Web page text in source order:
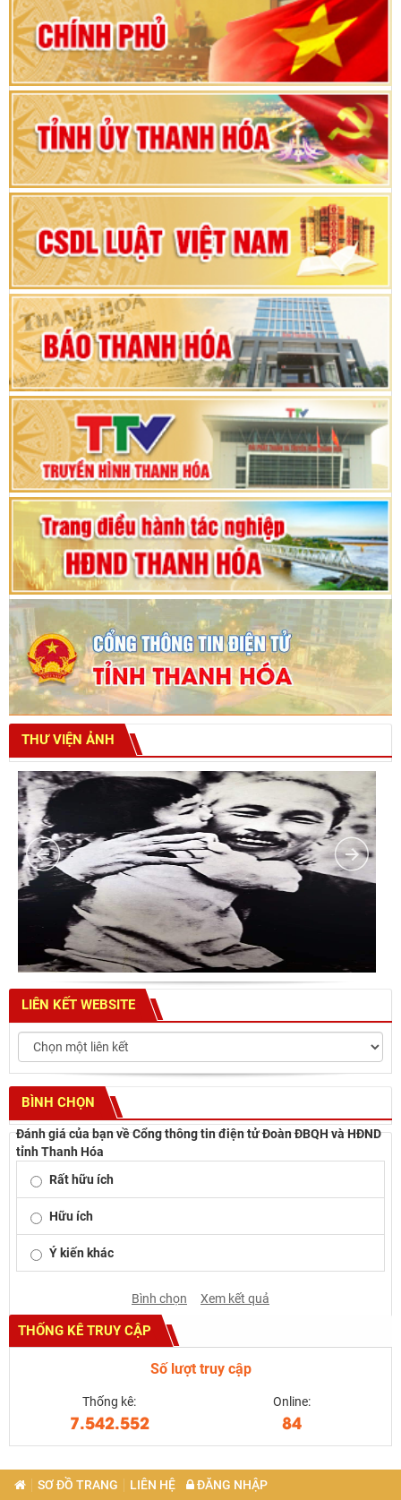
80 năm Quốc hội Việt Nam: vì lợi ích Nhân dân,
vì sự phát triển của đất nước
Bộ Chính trị duyệt nội dung Đại hội đại biểu
Đảng bộ tỉnh Thanh Hóa lần thứ XX, nhiệm kỳ
2025 - 2030
Đại hội đại biểu Đảng bộ xã Yên Thọ lần thứ I,
nhiệm kỳ 2025 – 2030
Đại hội Đảng bộ xã Yên Ninh lần thứ nhất,
nhiệm kỳ 2025 - 2030
Khai mạc Kỳ họp bất thường lần thứ 9, Quốc
hội khóa XV
Phiên thảo luận Kỳ họp thứ 24, HĐND tỉnh
Thanh Hóa khóa XVIII, nhiệm kỳ 2021 - 2026
Bế mạc Kỳ họp thứ hai bốn, Hội đồng nhân dân
tỉnh khoá XVIII
THƯ VIỆN ẢNH
LIÊN KẾT WEBSITE
BÌNH CHỌN
Đánh giá của bạn về Cổng thông tin điện tử Đoàn ĐBQH và HĐND
tỉnh Thanh Hóa
Rất hữu ích
Hữu ích
Ý kiến khác
Bình chọn Xem kết quả
THỐNG KÊ TRUY CẬP
Số lượt truy cập
Thống kê:
7.542.552
Online:
84
SƠ ĐỒ TRANG LIÊN HỆ ĐĂNG NHẬP